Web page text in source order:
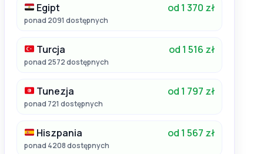
Egipt od 1 370 zł
ponad 2091 dostępnych
Turcja od 1 516 zł
ponad 2572 dostępnych
Tunezja od 1 797 zł
ponad 721 dostępnych
Hiszpania od 1 567 zł
ponad 4208 dostępnych